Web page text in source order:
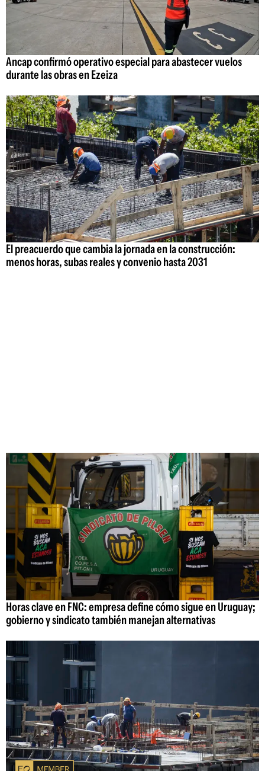
Ancap confirmó operativo especial para abastecer vuelos
durante las obras en Ezeiza
El preacuerdo que cambia la jornada en la construcción:
menos horas, subas reales y convenio hasta 2031
Horas clave en FNC: empresa define cómo sigue en Uruguay;
gobierno y sindicato también manejan alternativas